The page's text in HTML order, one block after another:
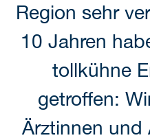
Region sehr
10 Jahren
tollkühne
getroffen:
Ärztinnen und